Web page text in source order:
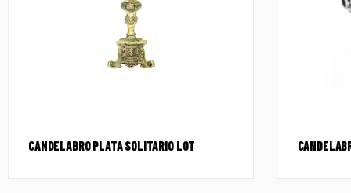
CANDELABRO PLATA SOLITARIO LOT